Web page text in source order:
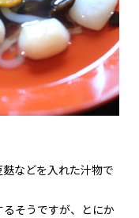
などを入れた汁物で
そうですが、とにか